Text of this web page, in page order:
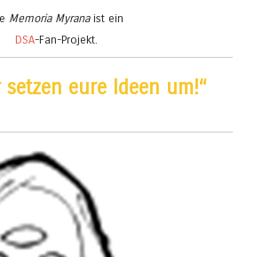
Memoria Myranaist ein
DSA-Fan-Projekt.
setzen eure Ideen um!“